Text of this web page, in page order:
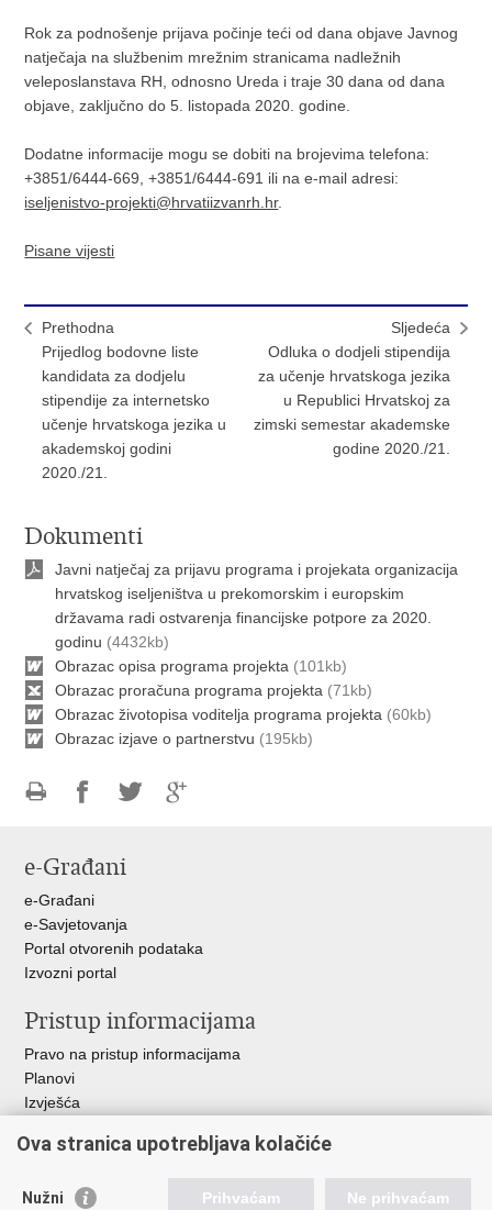
Rok za podnošenje prijava počinje teći od dana objave Javnog
natječaja na službenim mrežnim stranicama nadležnih
veleposlanstava RH, odnosno Ureda i traje 30 dana od dana
objave, zaključno do 5. listopada 2020. godine.
Dodatne informacije mogu se dobiti na brojevima telefona:
+3851/6444-669, +3851/6444-691 ili na e-mail adresi:
iseljenistvo-projekti@hrvatiizvanrh.hr.
Pisane vijesti
Prethodna
Prijedlog bodovne liste
kandidata za dodjelu
stipendije za internetsko
učenje hrvatskoga jezika u
akademskoj godini
2020./21.
Sljedeća
Odluka o dodjeli stipendija
za učenje hrvatskoga jezika
u Republici Hrvatskoj za
zimski semestar akademske
godine 2020./21.
Dokumenti
Javni natječaj za prijavu programa i projekata organizacija
hrvatskog iseljeništva u prekomorskim i europskim
državama radi ostvarenja financijske potpore za 2020.
godinu (4432kb)
Obrazac opisa programa projekta (101kb)
Obrazac proračuna programa projekta (71kb)
Obrazac životopisa voditelja programa projekta (60kb)
Obrazac izjave o partnerstvu (195kb)
FacebookuTwitteru
e-Građani
e-Građani
e-Savjetovanja
Portal otvorenih podataka
Izvozni portal
Pristup informacijama
Pravo na pristup informacijama
Planovi
Izvješća
Ova stranica upotrebljava kolačiće
Nužni Prihvaćam Ne prihvaćam